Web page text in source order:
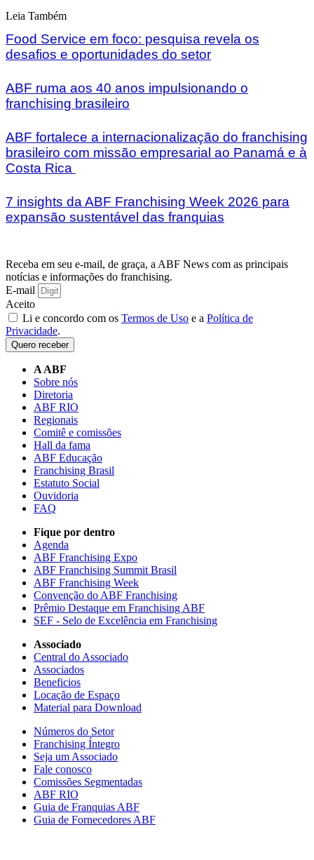
Leia Também
Food Service em foco: pesquisa revela os
desafios e oportunidades do setor
ABF ruma aos 40 anos impulsionando o
franchising brasileiro
ABF fortalece a internacionalização do franchising
brasileiro com missão empresarial ao Panamá e à
Costa Rica
7 insights da ABF Franchising Week 2026 para
expansão sustentável das franquias
Receba em seu e-mail, de graça, a ABF News com as principais
notícias e informações do franchising.
E-mail
Aceito
Li e concordo com os Termos de Uso e a Política de
Privacidade.
Quero receber
A ABF
Sobre nós
Diretoria
ABF RIO
Regionais
Comitê e comissões
Hall da fama
ABF Educação
Franchising Brasil
Estatuto Social
Ouvidoria
FAQ
Fique por dentro
Agenda
ABF Franchising Expo
ABF Franchising Summit Brasil
ABF Franchising Week
Convenção do ABF Franchising
Prêmio Destaque em Franchising ABF
SEF - Selo de Excelência em Franchising
Associado
Central do Associado
Associados
Beneficios
Locação de Espaço
Material para Download
Números do Setor
Franchising Íntegro
Seja um Associado
Fale conosco
Comissões Segmentadas
ABF RIO
Guia de Franquias ABF
Guia de Fornecedores ABF